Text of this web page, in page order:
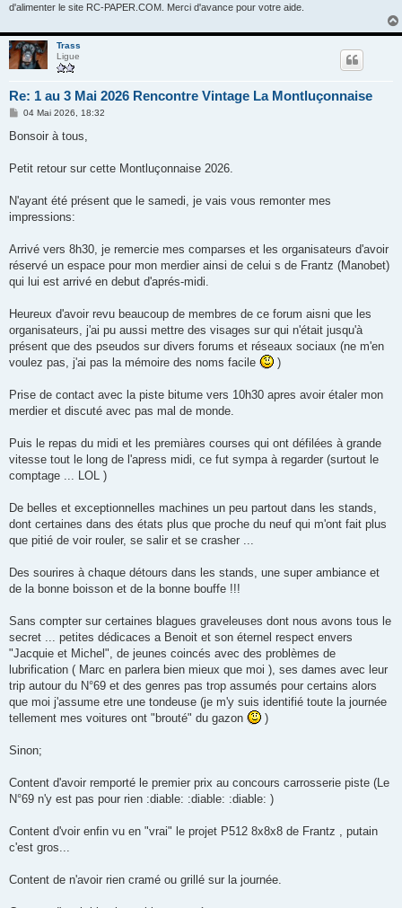
d'alimenter le site RC-PAPER.COM. Merci d'avance pour votre aide.
Trass
Ligue
Re: 1 au 3 Mai 2026 Rencontre Vintage La Montluçonnaise
M
s
g
04 Mai 2026, 18:32
Bonsoir à tous,
Petit retour sur cette Montluçonnaise 2026.
N'ayant été présent que le samedi, je vais vous remonter mes
impressions:
Arrivé vers 8h30, je remercie mes comparses et les organisateurs d'avoir
réservé un espace pour mon merdier ainsi de celui s de Frantz (Manobet)
qui lui est arrivé en debut d'aprés-midi.
Heureux d'avoir revu beaucoup de membres de ce forum aisni que les
organisateurs, j'ai pu aussi mettre des visages sur qui n'était jusqu'à
présent que des pseudos sur divers forums et réseaux sociaux (ne m'en
voulez pas, j'ai pas la mémoire des noms facile
)
Prise de contact avec la piste bitume vers 10h30 apres avoir étaler mon
merdier et discuté avec pas mal de monde.
Puis le repas du midi et les premiàres courses qui ont défilées à grande
vitesse tout le long de l'apress midi, ce fut sympa à regarder (surtout le
comptage ... LOL )
De belles et exceptionnelles machines un peu partout dans les stands,
dont certaines dans des états plus que proche du neuf qui m'ont fait plus
que pitié de voir rouler, se salir et se crasher ...
Des sourires à chaque détours dans les stands, une super ambiance et
de la bonne boisson et de la bonne bouffe !!!
Sans compter sur certaines blagues graveleuses dont nous avons tous le
secret ... petites dédicaces a Benoit et son éternel respect envers
"Jacquie et Michel", de jeunes coincés avec des problèmes de
lubrification ( Marc en parlera bien mieux que moi ), ses dames avec leur
trip autour du N°69 et des genres pas trop assumés pour certains alors
que moi j'assume etre une tondeuse (je m'y suis identifié toute la journée
tellement mes voitures ont "brouté" du gazon
)
Sinon;
Content d'avoir remporté le premier prix au concours carrosserie piste (Le
N°69 n'y est pas pour rien :diable: :diable: :diable: )
Content d'voir enfin vu en "vrai" le projet P512 8x8x8 de Frantz , putain
c'est gros...
Content de n'avoir rien cramé ou grillé sur la journée.